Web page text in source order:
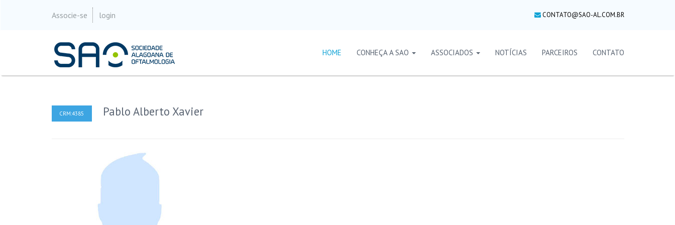
Associe-se login CONTATO@SAO-AL.COM.BR
HOME CONHEÇA A SAO ASSOCIADOS NOTÍCIAS PARCEIROS CONTATO
CRM:4385 Pablo Alberto Xavier